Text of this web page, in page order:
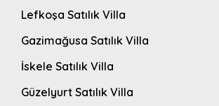
Lefkoşa Satılık Villa
Gazimağusa Satılık Villa
İskele Satılık Villa
Güzelyurt Satılık Villa